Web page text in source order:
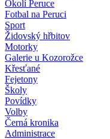
Okolí Peruce
Fotbal na Peruci
Sport
Židovský hřbitov
Motorky
Galerie u Kozorožce
Křesťané
Fejetony
Školy
Povídky
Volby
Černá kronika
Administrace